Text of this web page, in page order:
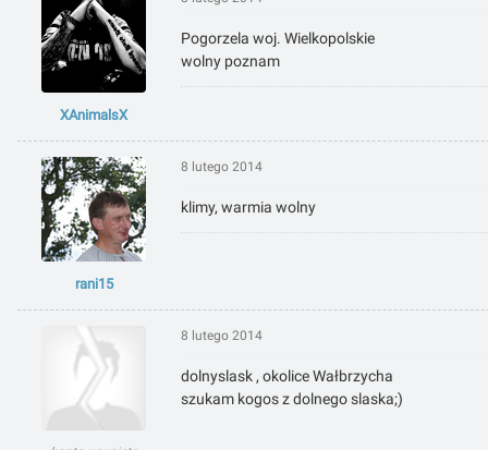
XAnimalsX
Pogorzela woj. Wielkopolskie
wolny poznam
rani15
8 lutego 2014
klimy, warmia wolny
8 lutego 2014
dolnyslask , okolice Wałbrzycha
szukam kogos z dolnego slaska;)